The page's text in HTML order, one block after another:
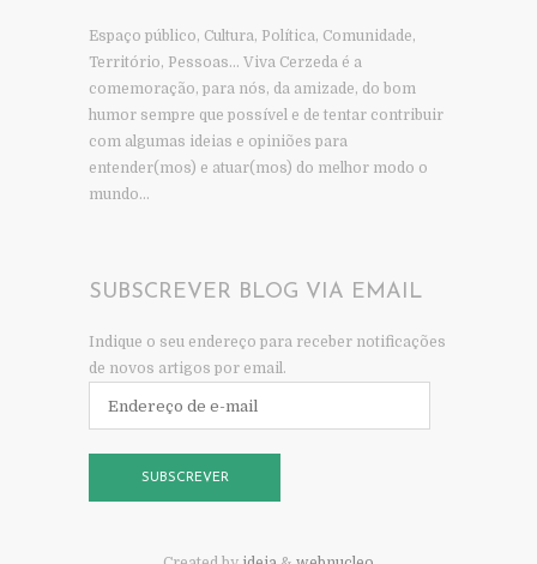
Espaço público, Cultura, Política, Comunidade,
Território, Pessoas… Viva Cerzeda é a
comemoração, para nós, da amizade, do bom
humor sempre que possível e de tentar contribuir
com algumas ideias e opiniões para
entender(mos) e atuar(mos) do melhor modo o
mundo…
SUBSCREVER BLOG VIA EMAIL
Indique o seu endereço para receber notificações
de novos artigos por email.
SUBSCREVER